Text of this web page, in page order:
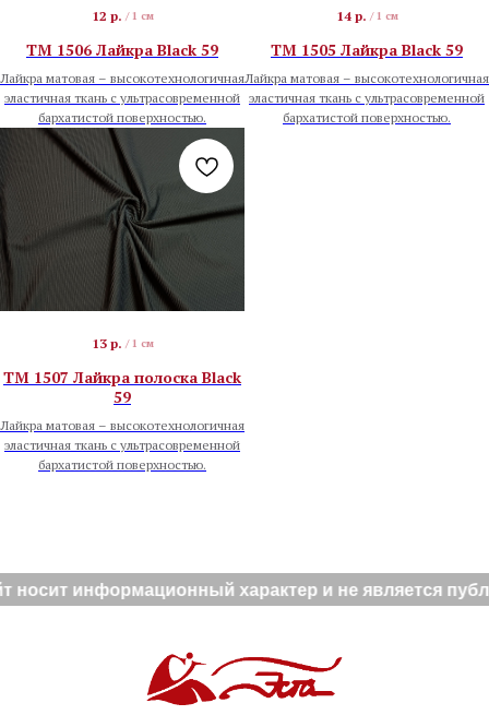
12 р. / 1 см
TM 1506 Лайкра Black 59
Лайкра матовая – высокотехнологичная
эластичная ткань с ультрасовременной
бархатистой поверхностью.
14 р. / 1 см
TM 1505 Лайкра Black 59
Лайкра матовая – высокотехнологичная
эластичная ткань с ультрасовременной
бархатистой поверхностью.
13 р. / 1 см
TM 1507 Лайкра полоска Black
59
Лайкра матовая – высокотехнологичная
эластичная ткань с ультрасовременной
бархатистой поверхностью.
носит информационный характер и не является